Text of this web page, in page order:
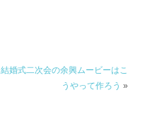
結婚式二次会の余興ムービーはこ
うやって作ろう »